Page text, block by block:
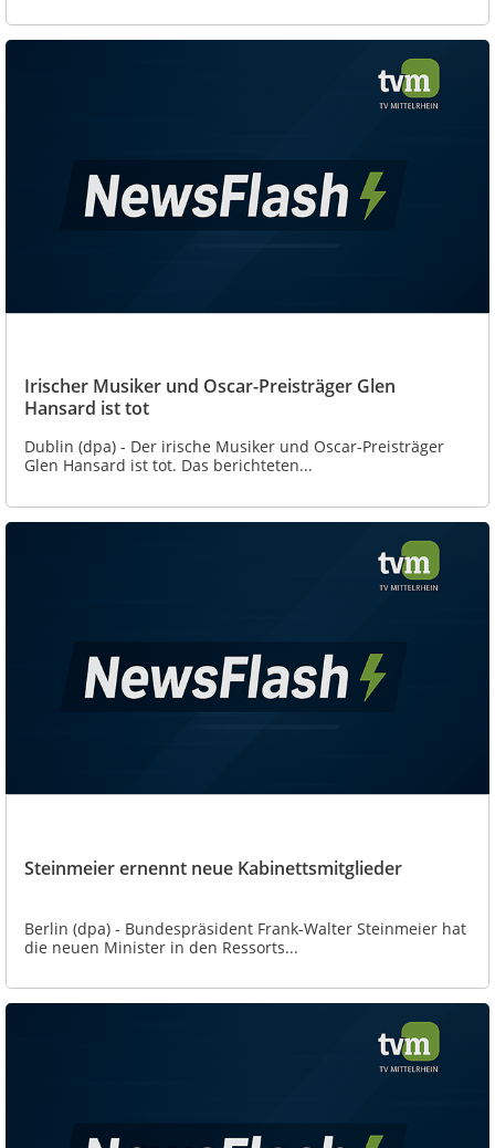
Irischer Musiker und Oscar-Preisträger Glen
Hansard ist tot
Dublin (dpa) - Der irische Musiker und Oscar-Preisträger
Glen Hansard ist tot. Das berichteten...
Steinmeier ernennt neue Kabinettsmitglieder
Berlin (dpa) - Bundespräsident Frank-Walter Steinmeier hat
die neuen Minister in den Ressorts...